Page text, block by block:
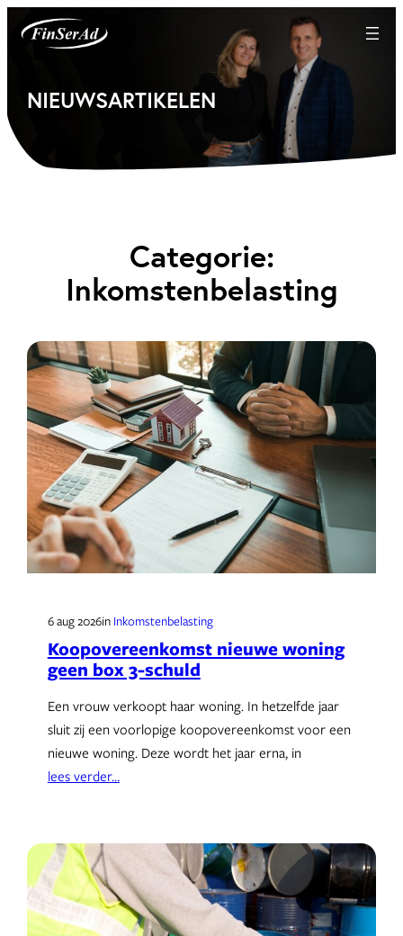
naar
inhoud
NIEUWSARTIKELEN
Categorie:
Inkomstenbelasting
6 aug 2026in Inkomstenbelasting
Koopovereenkomst nieuwe woning
geen box 3-schuld
Een vrouw verkoopt haar woning. In hetzelfde jaar
sluit zij een voorlopige koopovereenkomst voor een
nieuwe woning. Deze wordt het jaar erna, in
lees verder…